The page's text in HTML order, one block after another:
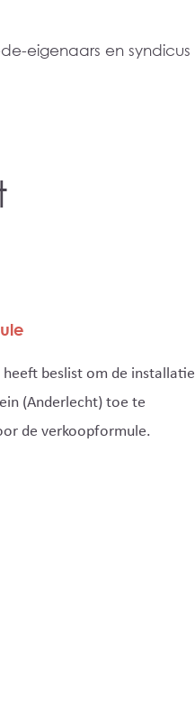
eigenaars en syndicus
beslist om de installatie
(Anderlecht) toe te
de verkoopformule.